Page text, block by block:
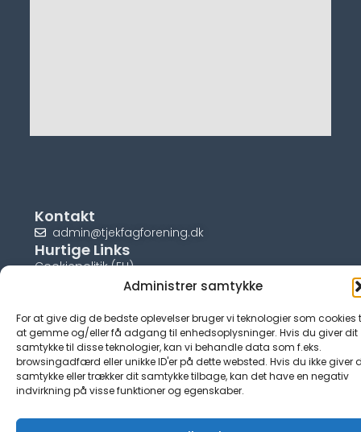
Administrer samtykke
For at give dig de bedste oplevelser bruger vi teknologier som cookies
at gemme og/eller få adgang til enhedsoplysninger. Hvis du giver dit
samtykke til disse teknologier, kan vi behandle data som f.eks.
browsingadfærd eller unikke ID'er på dette websted. Hvis du ikke giver
samtykke eller trækker dit samtykke tilbage, kan det have en negativ
indvirkning på visse funktioner og egenskaber.
Kontakt
admin@tjekfagforening.dk
Hurtige Links
Cookiepolitik (EU)
© tjek-fagforening.dk